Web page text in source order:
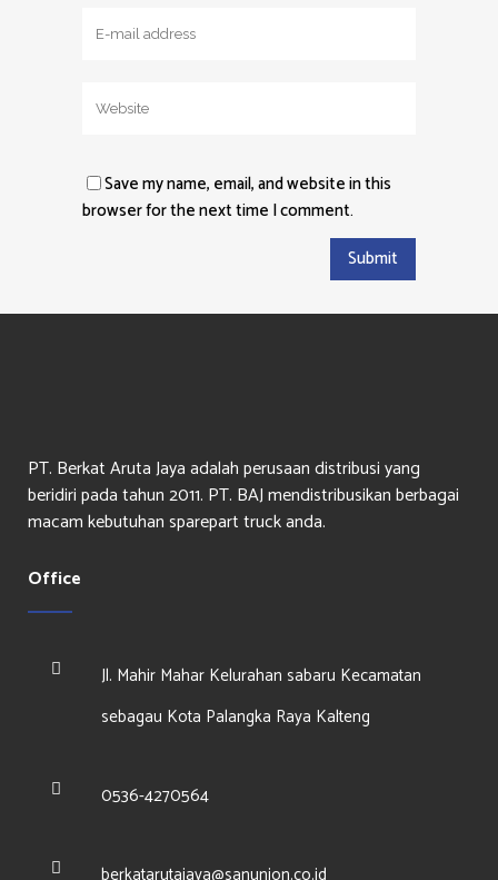
Save my name, email, and website in this
browser for the next time I comment.
PT. Berkat Aruta Jaya adalah perusaan distribusi yang
beridiri pada tahun 2011. PT. BAJ mendistribusikan berbagai
macam kebutuhan sparepart truck anda.
Office
Jl. Mahir Mahar Kelurahan sabaru Kecamatan
sebagau Kota Palangka Raya Kalteng
0536-4270564